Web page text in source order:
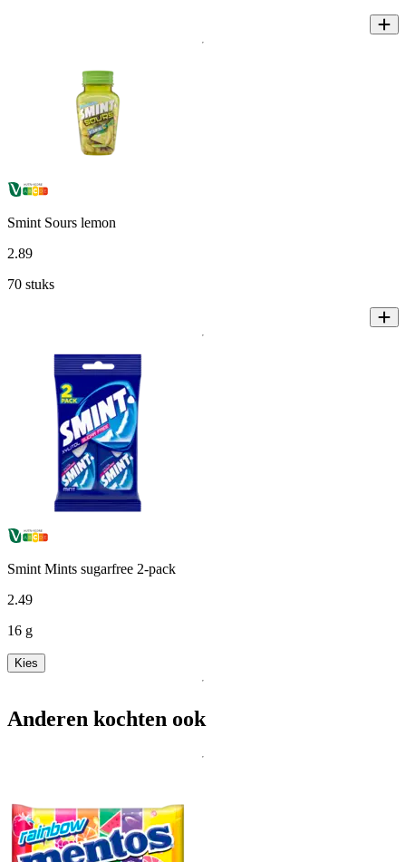
Smint Sours lemon
2.89
70 stuks
Smint Mints sugarfree 2-pack
2.49
16 g
Kies
Anderen kochten ook